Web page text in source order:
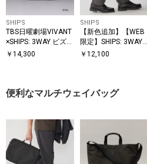
SHIPS
TBS日曜劇場VIVANT
×SHIPS: 3WAY ビズ
ワイド バッグ
￥ 14,300
SHIPS
【新色追加】【WEB
限定】SHIPS: 3WAY
ビズ ワイド ブリーフ
￥12,100
便利なマルチウェイバッグ